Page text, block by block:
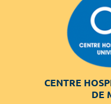
CENTRE
DE